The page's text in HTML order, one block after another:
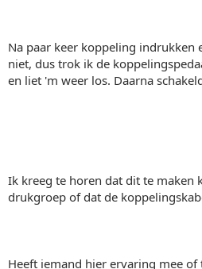
Na paar keer koppeling indrukken
niet, dus trok ik de
en liet 'm weer los. Daarna
Ik kreeg te horen dat dit te maken
drukgroep of dat de
Heeft iemand hier ervaring mee of